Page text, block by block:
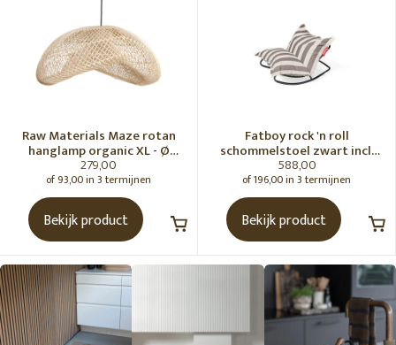
Raw Materials Maze rotan
hanglamp organic XL - Ø
75x31 cm
279,00
of 93,00 in 3 termijnen
Bekijk product
Fatboy rock 'n roll
schommelstoel zwart incl.
original Outdoor zitzak
Stripe Cacao
588,00
of 196,00 in 3 termijnen
Bekijk product